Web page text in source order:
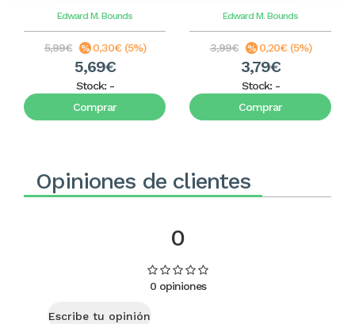
Edward M. Bounds
5,99€ 0,30€ (5%)
5,69€
Stock: -
Comprar
Edward M. Bounds
3,99€ 0,20€ (5%)
3,79€
Stock: -
Comprar
Opiniones de clientes
0
0 opiniones
Escribe tu opinión